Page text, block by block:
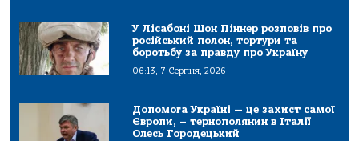
У Лісабоні Шон Піннер розповів про
російський полон, тортури та
боротьбу за правду про Україну
06:13, 7 Серпня, 2026
Допомога Україні — це захист самої
Європи, – тернополянин в Італії
Олесь Городецький